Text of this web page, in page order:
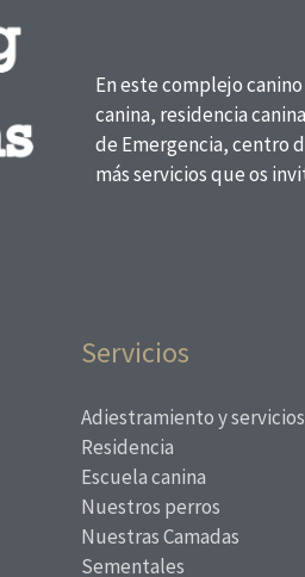
En este complejo
canina, residencia
de Emergencia, centro
más servicios que os
Servicios
Adiestramiento y servicios
Residencia
Escuela canina
Nuestros perros
Nuestras Camadas
Sementales